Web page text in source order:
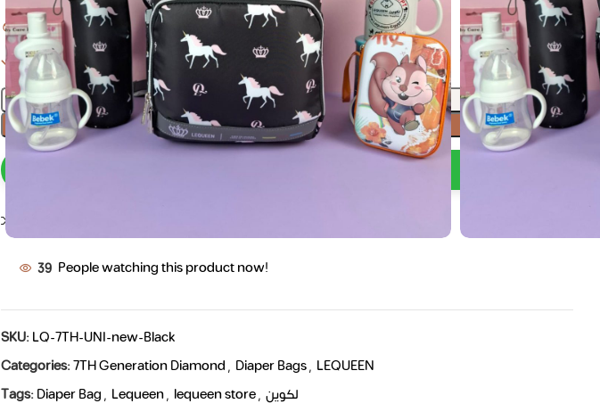
16 Items sold in last 3 hours
1 in stock
Add to cart
Buy now
39 People watching this product now!
SKU:LQ-7TH-UNI-new-Black
Categories:7TH Generation Diamond, Diaper Bags, LEQUEEN
Tags:Diaper Bag, Lequeen, lequeen store, لكوين